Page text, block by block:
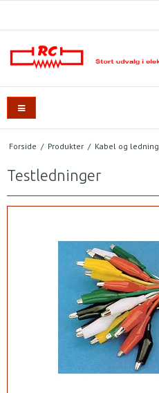
Forside / Produkter / Kabel og ledning
Testledninger